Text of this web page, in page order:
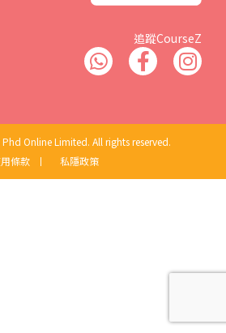
追蹤CourseZ
Online Limited. All rights reserved.
條款
丨 私隱政策